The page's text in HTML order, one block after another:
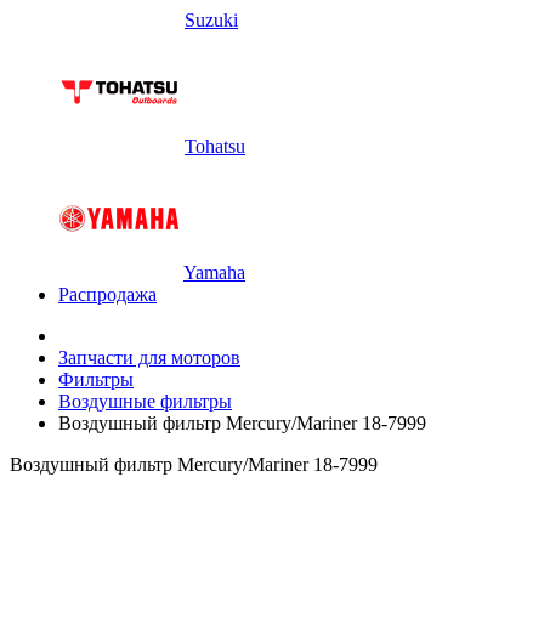
Suzuki
Tohatsu
Yamaha
Распродажа
Запчасти для моторов
Фильтры
Воздушные фильтры
Воздушный фильтр Mercury/Mariner 18-7999
Воздушный фильтр Mercury/Mariner 18-7999